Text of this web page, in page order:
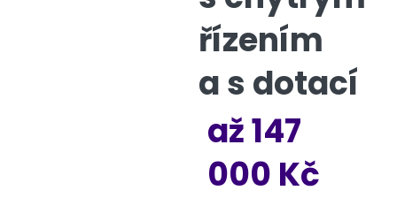
řízením
a s dotací
až 147
000 Kč